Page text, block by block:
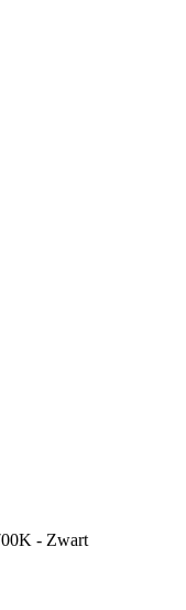
- Zwart